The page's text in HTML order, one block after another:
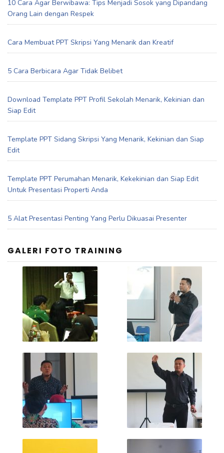
10 Cara Agar Berwibawa: Tips Menjadi Sosok yang Dipandang
Orang Lain dengan Respek
Cara Membuat PPT Skripsi Yang Menarik dan Kreatif
5 Cara Berbicara Agar Tidak Belibet
Download Template PPT Profil Sekolah Menarik, Kekinian dan
Siap Edit
Template PPT Sidang Skripsi Yang Menarik, Kekinian dan Siap
Edit
Template PPT Perumahan Menarik, Kekekinian dan Siap Edit
Untuk Presentasi Properti Anda
5 Alat Presentasi Penting Yang Perlu Dikuasai Presenter
GALERI FOTO TRAINING